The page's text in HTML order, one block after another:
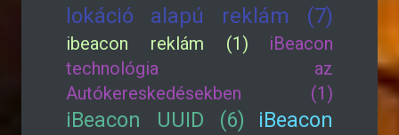
lokáció alapú reklám (7)
ibeacon reklám (1)
iBeacon
technológia az
Autókereskedésekben (1)
iBeacon UUID (6)
iBeacon